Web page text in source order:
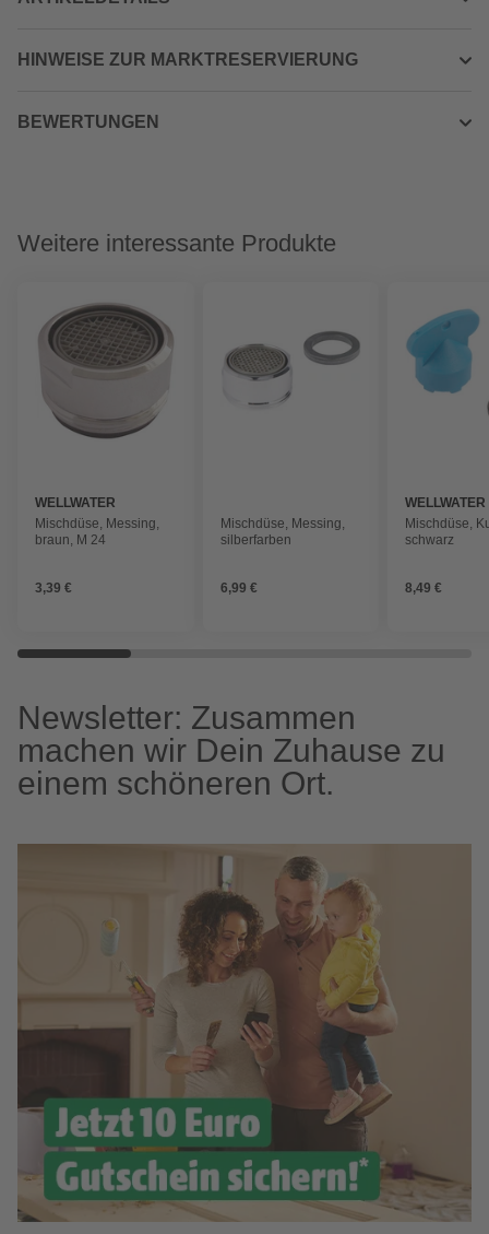
HINWEISE ZUR MARKTRESERVIERUNG
BEWERTUNGEN
Weitere interessante Produkte
WELLWATER
Mischdüse, Messing,
braun, M 24
3,39 €
Mischdüse, Messing,
silberfarben
6,99 €
WELLWATER
Mischdüse,
schwarz
8,49 €
Newsletter: Zusammen
machen wir Dein Zuhause zu
einem schöneren Ort.